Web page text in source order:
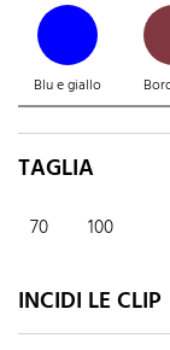
Blu e giallo
TAGLIA
70 100
INCIDI LE CLIP